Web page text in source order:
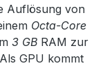
Auflösung von
Octa-Core
3 GB RAM zur
GPU kommt